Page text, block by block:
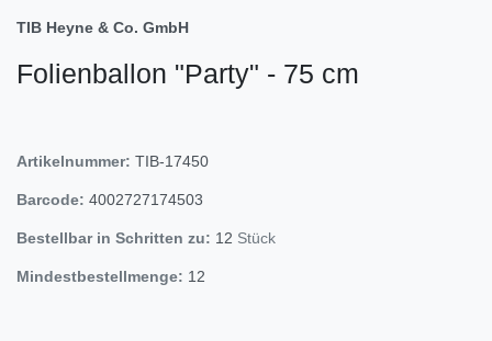
TIB Heyne & Co. GmbH
Folienballon "Party" - 75 cm
Artikelnummer: TIB-17450
Barcode: 4002727174503
Bestellbar in Schritten zu: 12 Stück
Mindestbestellmenge: 12